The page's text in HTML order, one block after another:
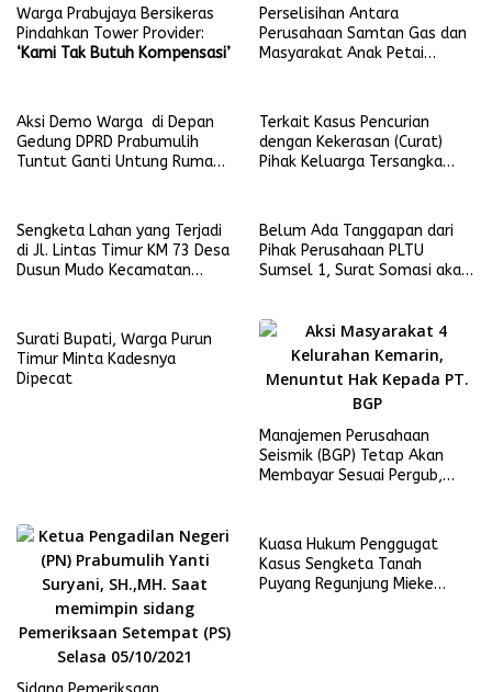
Warga Prabujaya Bersikeras
Pindahkan Tower Provider:
‘Kami Tak Butuh Kompensasi’
Perselisihan Antara
Perusahaan Samtan Gas dan
Masyarakat Anak Petai
Aksi Demo Warga di Depan
Gedung DPRD Prabumulih
Tuntut Ganti Untung Rumah
Terkait Kasus Pencurian
dengan Kekerasan (Curat)
Pihak Keluarga Tersangka
Sengketa Lahan yang Terjadi
di Jl. Lintas Timur KM 73 Desa
Dusun Mudo Kecamatan
Meruncing.
Belum Ada Tanggapan dari
Pihak Perusahaan PLTU
Sumsel 1, Surat Somasi akan
Surati Bupati, Warga Purun
Timur Minta Kadesnya
Dipecat
Manajemen Perusahaan
Seismik (BGP) Tetap Akan
Membayar Sesuai Pergub,
Kuasa Hukum Penggugat
Kasus Sengketa Tanah
Puyang Regunjung Mieke